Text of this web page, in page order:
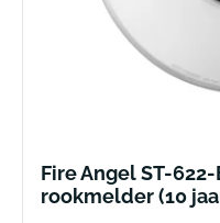
Fire Angel ST-
rookmelder (10